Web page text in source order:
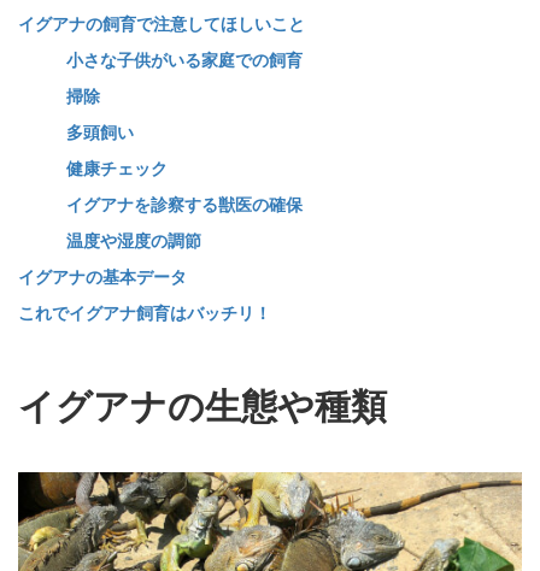
イグアナの飼育で注意してほしいこと
小さな子供がいる家庭での飼育
掃除
多頭飼い
健康チェック
イグアナを診察する獣医の確保
温度や湿度の調節
イグアナの基本データ
これでイグアナ飼育はバッチリ！
イグアナの生態や種類